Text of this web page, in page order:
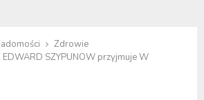
Zdrowie
EDWARD SZYPUNOW przyjmuje W